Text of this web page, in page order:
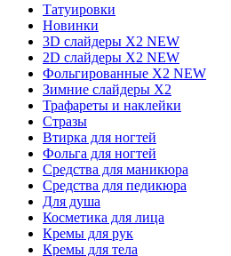
Татуировки
Новинки
3D слайдеры X2 NEW
2D слайдеры X2 NEW
Фольгированные X2 NEW
Зимние слайдеры Х2
Трафареты и наклейки
Стразы
Втирка для ногтей
Фольга для ногтей
Средства для маникюра
Средства для педикюра
Для душа
Косметика для лица
Кремы для рук
Кремы для тела